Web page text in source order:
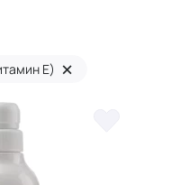
Е) ×